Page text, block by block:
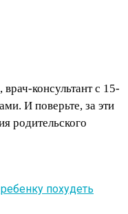
консультант с 15-
И поверьте, за эти
родительского